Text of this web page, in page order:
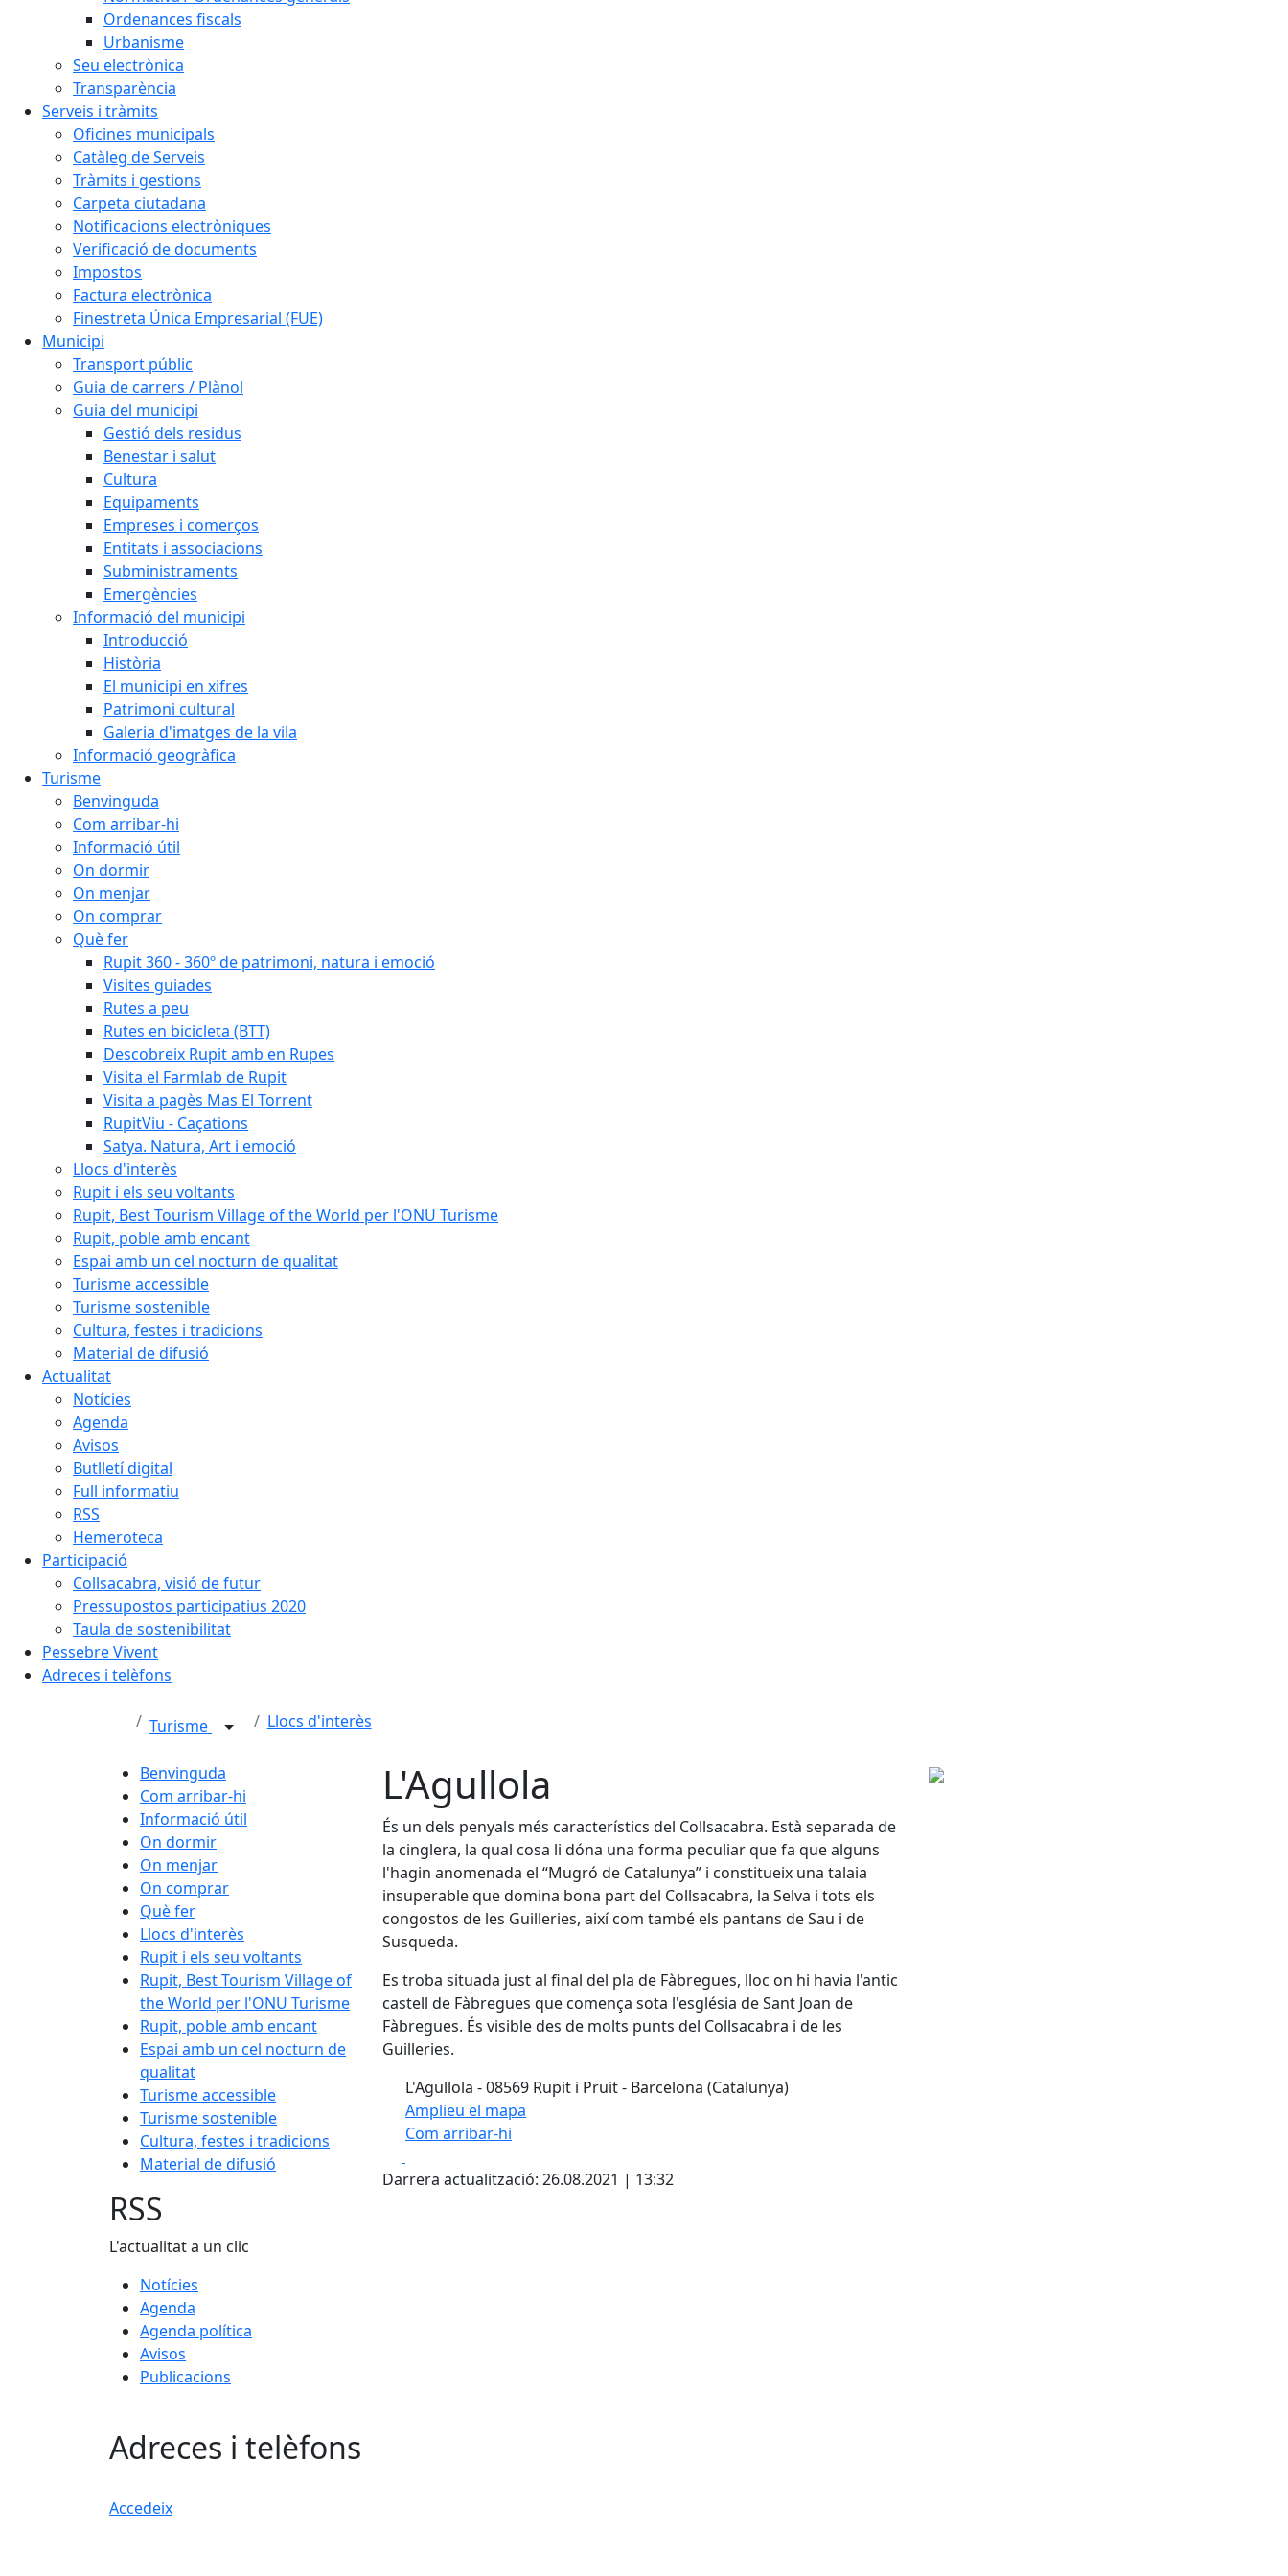
Ordenances fiscals
Urbanisme
Seu electrònica
Transparència
Serveis i tràmits
Oficines municipals
Catàleg de Serveis
Tràmits i gestions
Carpeta ciutadana
Notificacions electròniques
Verificació de documents
Impostos
Factura electrònica
Finestreta Única Empresarial (FUE)
Municipi
Transport públic
Guia de carrers / Plànol
Guia del municipi
Gestió dels residus
Benestar i salut
Cultura
Equipaments
Empreses i comerços
Entitats i associacions
Subministraments
Emergències
Informació del municipi
Introducció
Història
El municipi en xifres
Patrimoni cultural
Galeria d'imatges de la vila
Informació geogràfica
Turisme
Benvinguda
Com arribar-hi
Informació útil
On dormir
On menjar
On comprar
Què fer
Rupit 360 - 360º de patrimoni, natura i emoció
Visites guiades
Rutes a peu
Rutes en bicicleta (BTT)
Descobreix Rupit amb en Rupes
Visita el Farmlab de Rupit
Visita a pagès Mas El Torrent
RupitViu - Caçations
Satya. Natura, Art i emoció
Llocs d'interès
Rupit i els seu voltants
Rupit, Best Tourism Village of the World per l'ONU Turisme
Rupit, poble amb encant
Espai amb un cel nocturn de qualitat
Turisme accessible
Turisme sostenible
Cultura, festes i tradicions
Material de difusió
Actualitat
Notícies
Agenda
Avisos
Butlletí digital
Full informatiu
RSS
Hemeroteca
Participació
Collsacabra, visió de futur
Pressupostos participatius 2020
Taula de sostenibilitat
Pessebre Vivent
Adreces i telèfons
Turisme Llocs d'interès
Benvinguda
Com arribar-hi
Informació útil
On dormir
On menjar
On comprar
Què fer
Llocs d'interès
Rupit i els seu voltants
Rupit, Best Tourism Village of
the World per l'ONU Turisme
Rupit, poble amb encant
Espai amb un cel nocturn de
qualitat
Turisme accessible
Turisme sostenible
Cultura, festes i tradicions
Material de difusió
L'Agullola
És un dels penyals més característics del Collsacabra. Està separada de
la cinglera, la qual cosa li dóna una forma peculiar que fa que alguns
l'hagin anomenada el “Mugró de Catalunya” i constitueix una talaia
insuperable que domina bona part del Collsacabra, la Selva i tots els
congostos de les Guilleries, així com també els pantans de Sau i de
Susqueda.
Es troba situada just al final del pla de Fàbregues, lloc on hi havia l'antic
castell de Fàbregues que comença sota l'església de Sant Joan de
Fàbregues. És visible des de molts punts del Collsacabra i de les
Guilleries.
L'Agullola - 08569 Rupit i Pruit - Barcelona (Catalunya)
Amplieu el mapa
Com arribar-hi
+
Darrera actualització: 26.08.2021 | 13:32
RSS
L'actualitat a un clic
Notícies
Agenda
Agenda política
Avisos
Publicacions
Adreces i telèfons
Accedeix